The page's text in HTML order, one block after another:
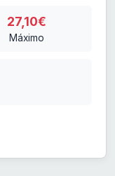
27,10€
Máximo